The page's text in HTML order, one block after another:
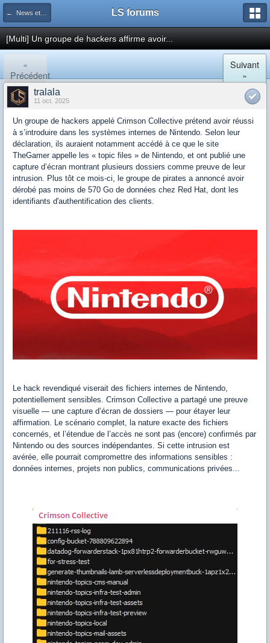
← News et actualités postées sur LS LS forums
[Multi] Un groupe de hackers affirme avoir...
«
Précédent
Suivant
»
tralala
11 oct. 2025
Un groupe de hackers appelé Crimson Collective prétend avoir réussi
à s’introduire dans les systèmes internes de Nintendo. Selon leur
déclaration, ils auraient notamment accédé à ce que le site
TheGamer appelle les « topic files » de Nintendo, et ont publié une
capture d’écran montrant plusieurs dossiers comme preuve de leur
intrusion. Plus tôt ce mois-ci, le groupe de pirates a annoncé avoir
dérobé pas moins de 570 Go de données chez Red Hat, dont les
identifiants d'authentification des clients.
Le hack revendiqué viserait des fichiers internes de Nintendo,
potentiellement sensibles. Crimson Collective a partagé une preuve
visuelle — une capture d’écran de dossiers — pour étayer leur
affirmation. Le scénario complet, la nature exacte des fichiers
concernés, et l’étendue de l’accès ne sont pas (encore) confirmés par
Nintendo ou des sources indépendantes. Si cette intrusion est
avérée, elle pourrait compromettre des informations sensibles :
données internes, projets non publics, communications privées...